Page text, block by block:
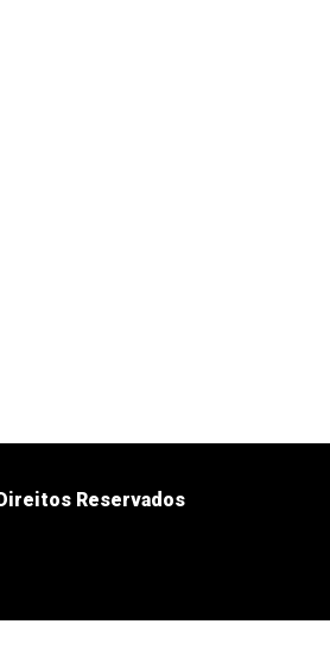
Reservados